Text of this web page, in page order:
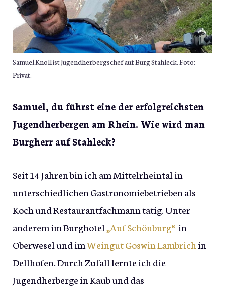
Samuel Knoll ist Jugendherbergschef auf Burg Stahleck. Foto:
Privat.
Samuel, du führst eine der erfolgreichsten
Jugendherbergen am Rhein. Wie wird man
Burgherr auf Stahleck?
Seit 14 Jahren bin ich am Mittelrheintal in
unterschiedlichen Gastronomiebetrieben als
Koch und Restaurantfachmann tätig. Unter
anderem im Burghotel„Auf Schönburg“ in
Oberwesel und imWeingut Goswin Lambrich in
Dellhofen. Durch Zufall lernte ich die
Jugendherberge in Kaub und das